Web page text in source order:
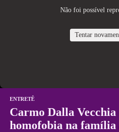
Não foi possível
Tentar
ENTRETÊ
Carmo Dalla
homofobia na família